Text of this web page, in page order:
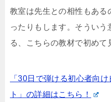
教室は先生との相性もある
ったりもします。そうい
る、こちらの教材で初めて
「30日で弾ける初心者向
ト」の詳細はこちら！